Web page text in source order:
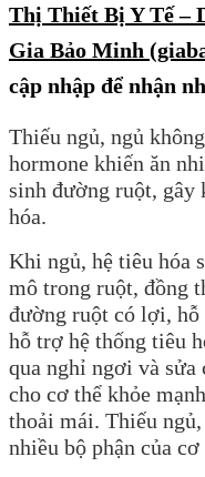
Thị Thiết Bị Y Tế –
Gia Bảo Minh
cập nhập để nhận
Thiếu ngủ, ngủ
hormone khiến ăn
sinh đường ruột, gây
hóa.
Khi ngủ, hệ tiêu hóa
mô trong ruột, đồng
đường ruột có lợi, hỗ
hỗ trợ hệ thống tiêu
qua nghỉ ngơi và sửa
cho cơ thể khỏe
thoải mái. Thiếu
nhiều bộ phận của